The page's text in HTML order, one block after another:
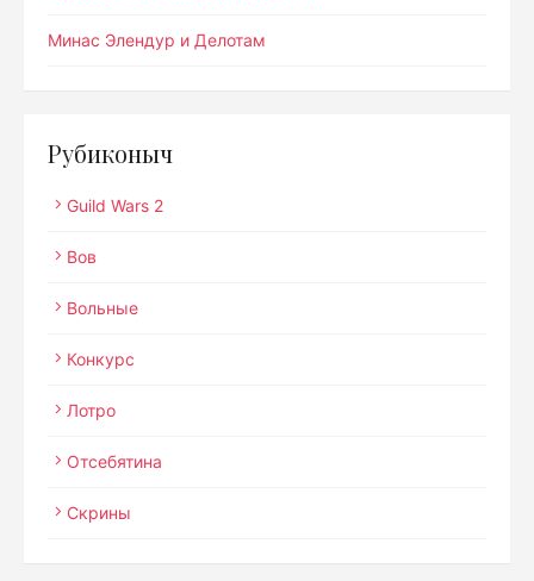
Минас Элендур и Делотам
Рубиконыч
Guild Wars 2
Вов
Вольные
Конкурс
Лотро
Отсебятина
Скрины